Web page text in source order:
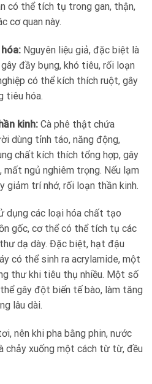
có thể tích tụ trong gan, thận,
cơ quan này.
Nguyên liệu giả, đặc biệt là
đầy bụng, khó tiêu, rối loạn
có thể kích thích ruột, gây
tiêu hóa.
kinh: Cà phê thật chứa
dùng tỉnh táo, năng động,
chất kích thích tổng hợp, gây
mất ngủ nghiêm trọng. Nếu lạm
giảm trí nhớ, rối loạn thần kinh.
dụng các loại hóa chất tạo
gốc, cơ thể có thể tích tụ các
dạ dày. Đặc biệt, hạt đậu
có thể sinh ra acrylamide, một
thư khi tiêu thụ nhiều. Một số
gây đột biến tế bào, làm tăng
lâu dài.
nên khi pha bằng phin, nước
chảy xuống một cách từ từ, đều